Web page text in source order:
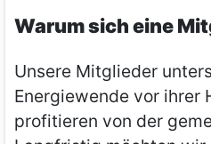
Warum sich eine
Unsere Mitglieder
Energiewende vor ihrer
profitieren von der